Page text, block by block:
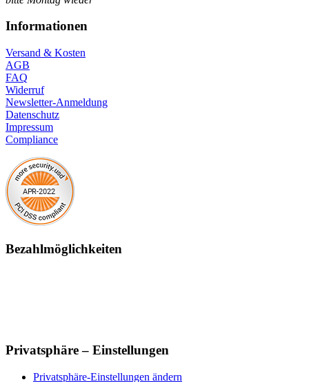
Informationen
Versand & Kosten
AGB
FAQ
Widerruf
Newsletter-Anmeldung
Datenschutz
Impressum
Compliance
Bezahlmöglichkeiten
Privatsphäre – Einstellungen
Privatsphäre-Einstellungen ändern